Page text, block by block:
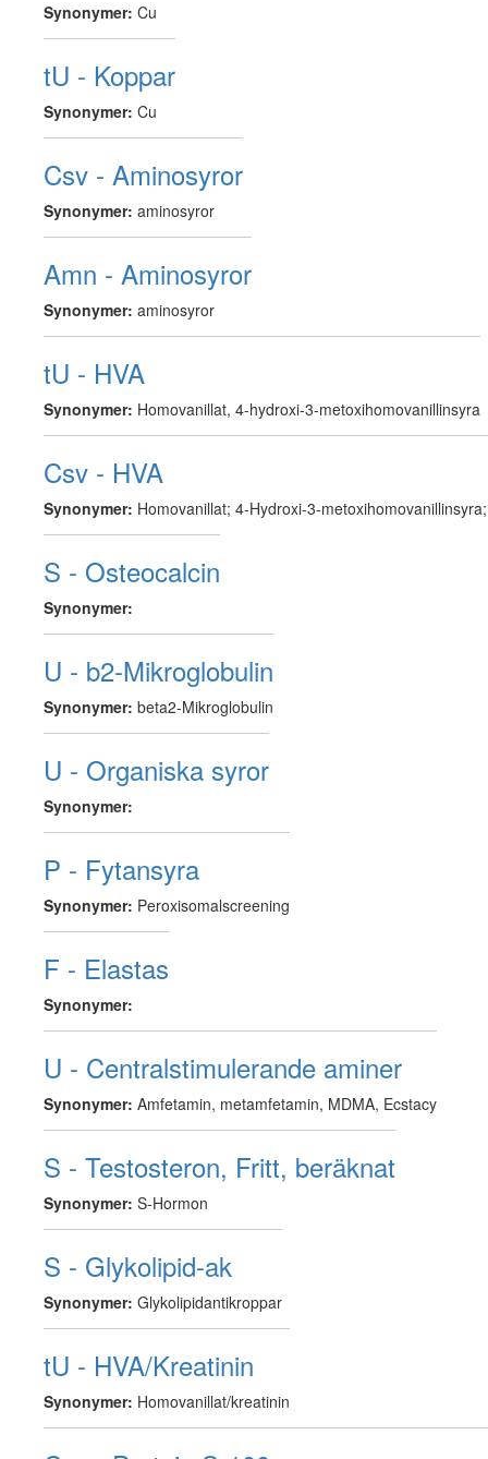
Synonymer: Cu
tU - Koppar
Synonymer: Cu
Csv - Aminosyror
Synonymer: aminosyror
Amn - Aminosyror
Synonymer: aminosyror
tU - HVA
Synonymer: Homovanillat, 4-hydroxi-3-metoxihomovanillinsyra
Csv - HVA
Synonymer: Homovanillat; 4-Hydroxi-3-
S - Osteocalcin
Synonymer:
U - b2-Mikroglobulin
Synonymer: beta2-Mikroglobulin
U - Organiska syror
Synonymer:
P - Fytansyra
Synonymer: Peroxisomalscreening
F - Elastas
Synonymer:
U - Centralstimulerande aminer
Synonymer: Amfetamin, metamfetamin, MDMA, Ecstacy
S - Testosteron, Fritt, beräknat
Synonymer: S-Hormon
S - Glykolipid-ak
Synonymer: Glykolipidantikroppar
tU - HVA/Kreatinin
Synonymer: Homovanillat/kreatinin